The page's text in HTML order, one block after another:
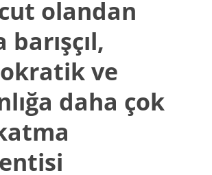
olandan
barışçıl,
ve
daha çok